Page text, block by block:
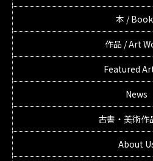
本 /
作品 / Art
Featured
News
古書・美術作
About